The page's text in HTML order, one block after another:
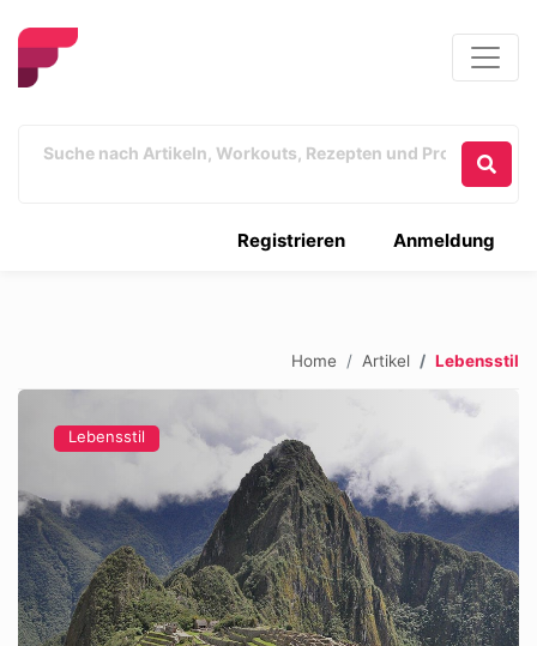
Anmeldung
Registrieren
Home Artikel Lebensstil
Lebensstil